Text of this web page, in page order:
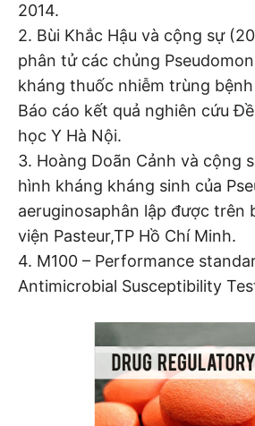
2014.
2. Bùi Khắc Hậu và cộng sự
phân tử các chủng
kháng thuốc nhiễm trùng
Báo cáo kết quả nghiên cứu
học Y Hà Nội.
3. Hoàng Doãn Cảnh và cộng
hình kháng kháng sinh của
aeruginosaphân lập được trên
viện Pasteur,TP Hồ Chí Minh.
4. M100 – Performance
Antimicrobial Susceptibility